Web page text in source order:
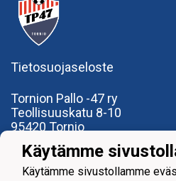
Tietosuojaseloste
Tornion Pallo -47 ry
Teollisuuskatu 8-10
95420 Tornio
office@tp47.com
Käytämme
Käytämme sivustollamme